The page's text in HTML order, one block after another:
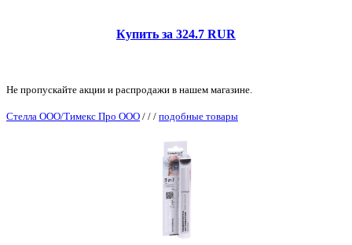
Купить за 324.7 RUR
Не пропускайте акции и распродажи в нашем магазине.
Стелла ООО/Тимекс Про ООО / / / подобные товары